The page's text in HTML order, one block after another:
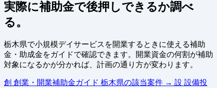
実際に補助金で後押しできるか調べ
る。
栃木県で小規模デイサービスを開業するときに使える補助
金・助成金をガイドで確認できます。開業資金の何割が補助
対象になるかが分かれば、計画の通り方が変わります。
創 創業・開業補助金ガイド 栃木県の該当案件 → 設 設備投